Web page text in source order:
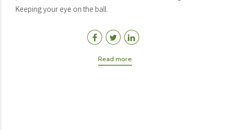
Keeping your eye on the ball.
Read more